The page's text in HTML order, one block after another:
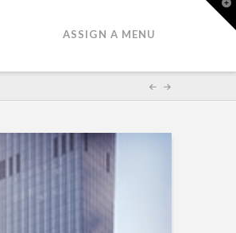
ASSIGN A MENU